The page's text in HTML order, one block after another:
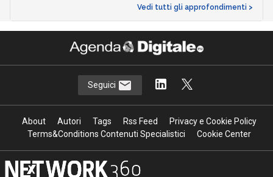
Vedi tutti gli approfondimenti >
Seguici
About Autori Tags Rss Feed
Privacy e Cookie Policy
Terms&Conditions Contenuti Specialistici
Cookie Center